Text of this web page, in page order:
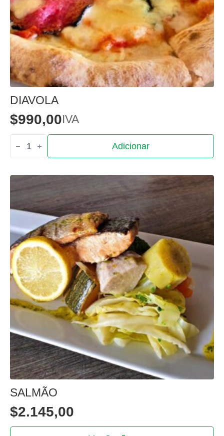
DIAVOLA
$990,00IVA
Quantidade
de
Diavola
Adicionar
SALMÃO
$2.145,00
This